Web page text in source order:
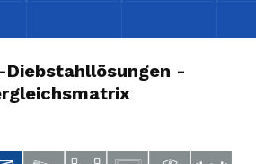
Diebstahllösungen -